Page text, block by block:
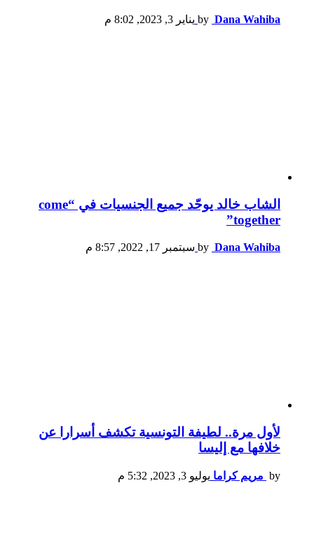
by Dana Wahiba يناير 3, 2023, 8:02 م
الشاب خالد يوحّد جميع الجنسيات في “come
together”
by Dana Wahiba سبتمبر 17, 2022, 8:57 م
لأول مرة.. لطيفة التونسية تكشف أسرارا عن
خلافها مع إليسا
by مريم كراما يوليو 3, 2023, 5:32 م